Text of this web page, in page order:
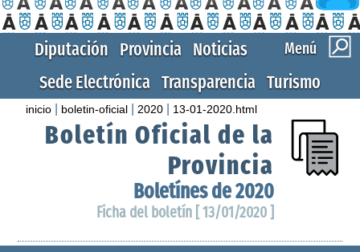
Menú
Diputación Provincia Noticias
Sede Electrónica Transparencia Turismo
inicio boletin-oficial 2020 13-01-2020.html
Boletín Oficial de la
Provincia
Boletínes de 2020
Ficha del boletín [ 13/01/2020 ]